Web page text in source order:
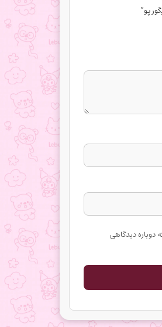
پو”
دوباره دیدگاهی